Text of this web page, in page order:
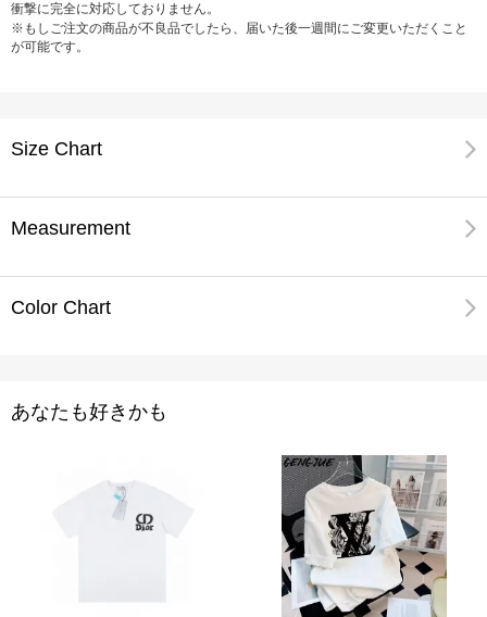
衝撃に完全に対応しておりません。
※もしご注文の商品が不良品でしたら、届いた後一週間にご変更いただくこと
が可能です。
Size Chart
Measurement
Color Chart
あなたも好きかも